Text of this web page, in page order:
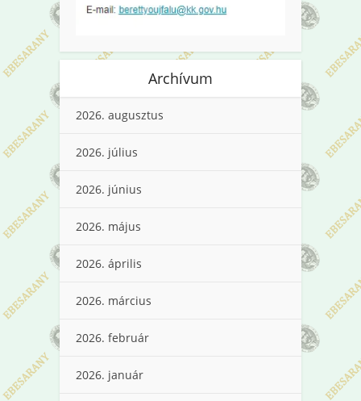
Archívum
2026. augusztus
2026. július
2026. június
2026. május
2026. április
2026. március
2026. február
2026. január